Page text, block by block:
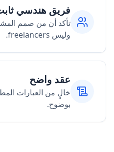
فريق هندسي
تأكد أن من صمم
وليس freelancers.
عقد واضح
خالٍ من العبارات
بوضوح.